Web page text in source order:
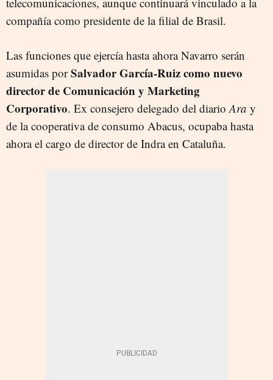
compañía como presidente de la filial de Brasil.
Las funciones que ejercía hasta ahora Navarro serán
asumidas porSalvador García-Ruiz como nuevo
director de Comunicación y Marketing
Corporativo. Ex consejero delegado del diario Ara y
de la cooperativa de consumo Abacus, ocupaba hasta
ahora el cargo de director de Indra en Cataluña.